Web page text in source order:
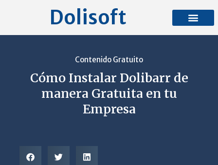
Dolisoft
Contenido Gratuito
Cómo Instalar Dolibarr de
manera Gratuita en tu
Empresa